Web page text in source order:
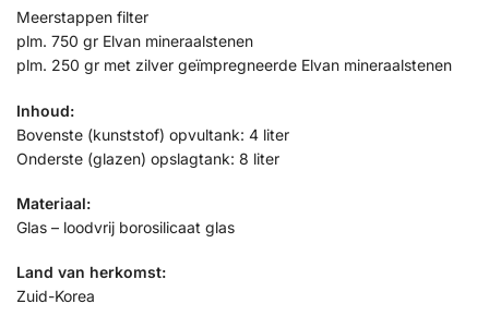
Meerstappen filter
plm. 750 gr Elvan mineraalstenen
plm. 250 gr met zilver geïmpregneerde Elvan mineraalstenen
Inhoud:
Bovenste (kunststof) opvultank: 4 liter
Onderste (glazen) opslagtank: 8 liter
Materiaal:
Glas – loodvrij borosilicaat glas
Land van herkomst:
Zuid-Korea